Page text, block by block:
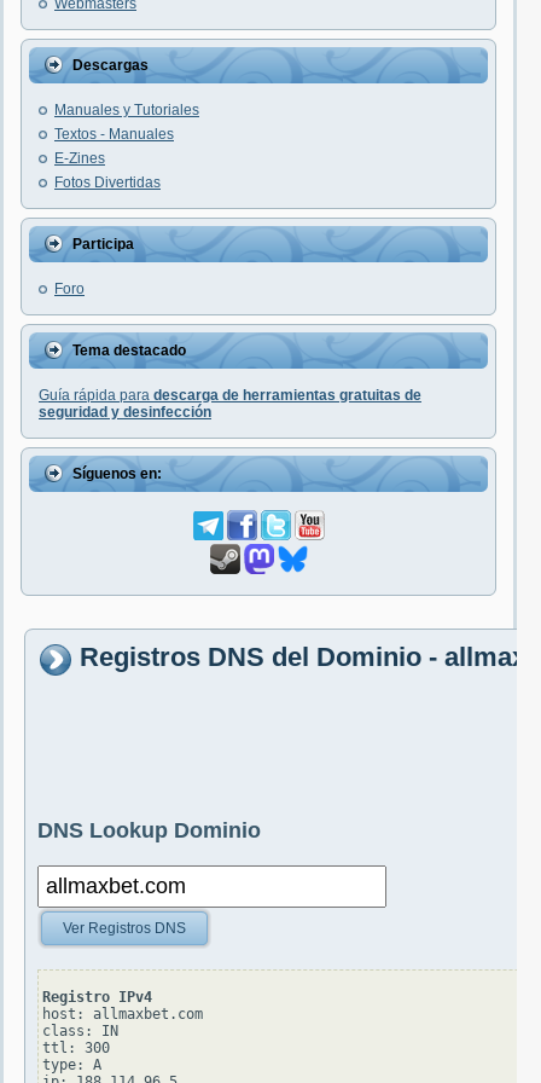
Webmasters
Descargas
Manuales y Tutoriales
Textos - Manuales
E-Zines
Fotos Divertidas
Participa
Foro
Tema destacado
Guía rápida para descarga de herramientas gratuitas de
seguridad y desinfección
Síguenos en:
Registros DNS del Dominio -
DNS Lookup Dominio
Ver Registros DNS
Registro IPv4
host: allmaxbet.com
class: IN
ttl: 300
type: A